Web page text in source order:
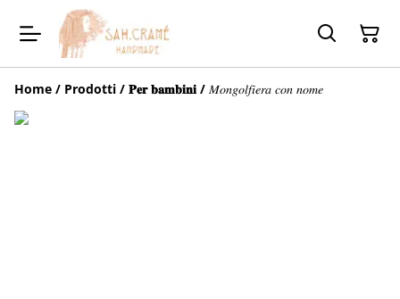
Home / Prodotti / 𝐏𝐞𝐫 𝐛𝐚𝐦𝐛𝐢𝐧𝐢 / 𝑀𝑜𝑛𝑔𝑜𝑙𝑓𝑖𝑒𝑟𝑎 𝑐𝑜𝑛 𝑛𝑜𝑚𝑒